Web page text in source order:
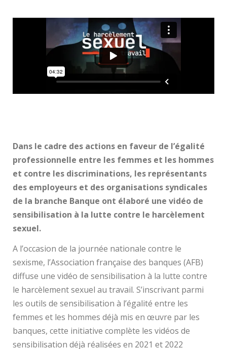
Dans le cadre des actions en faveur de l’égalité
professionnelle entre les femmes et les hommes
et contre les discriminations, les représentants
des employeurs et des organisations syndicales
de la branche Banque ont élaboré une vidéo de
sensibilisation à la lutte contre le harcèlement
sexuel.
A l’occasion de la journée nationale contre le
sexisme, l’Association française des banques (AFB)
diffuse une vidéo de sensibilisation à la lutte contre
le harcèlement sexuel au travail. S’inscrivant parmi
les outils de sensibilisation à l’égalité entre les
femmes et les hommes déjà mis en œuvre par les
banques, cette initiative complète les vidéos de
sensibilisation déjà réalisées en 2021 et 2022